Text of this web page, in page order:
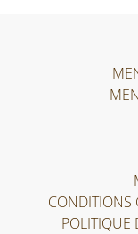
CONDITIONS
POLITIQUE